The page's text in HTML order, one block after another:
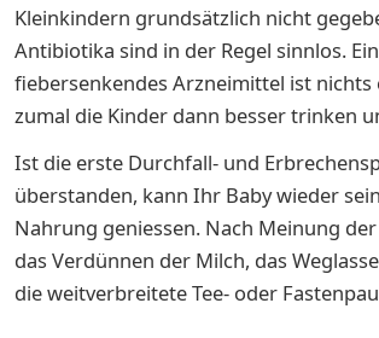
Kleinkindern grundsätzlich nicht
Antibiotika sind in der Regel sinnlos.
fiebersenkendes Arzneimittel ist nichts
zumal die Kinder dann besser trinken
Ist die erste Durchfall- und
überstanden, kann Ihr Baby wieder
Nahrung geniessen. Nach Meinung
das Verdünnen der Milch, das
die weitverbreitete Tee- oder